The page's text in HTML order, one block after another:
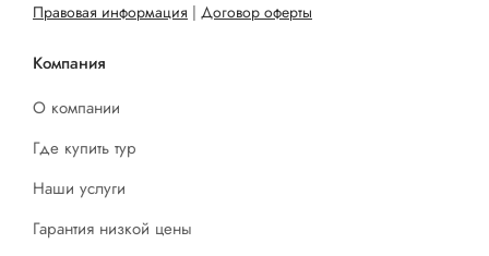
Правовая информация | Договор оферты
Компания
О компании
Где купить тур
Наши услуги
Гарантия низкой цены